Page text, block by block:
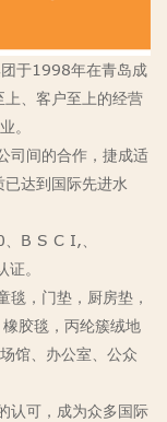
于1998年在青岛成
、客户至上的经营
。
司间的合作，捷成适
达到国际先进水
B S C I,、
。
，门垫，厨房垫，
胶毯，丙纶簇绒地
馆、办公室、公众
认可，成为众多国际